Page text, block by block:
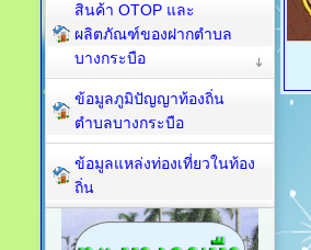
สินค้า OTOP และ
ผลิตภัณฑ์ของฝากตำบล
บางกระบือ
ข้อมูลภูมิปัญญาท้องถิ่น
ตำบลบางกระบือ
ข้อมูลแหล่งท่องเที่ยวในท้อง
ถิ่น